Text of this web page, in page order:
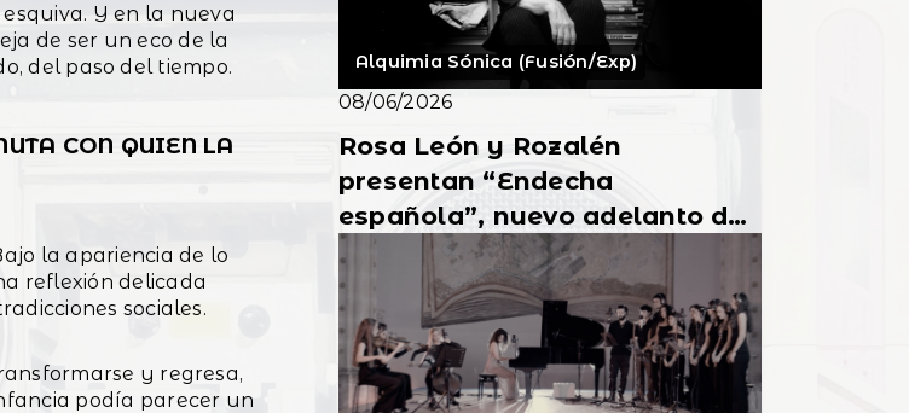
Y en la nueva
de ser un eco de la
del paso del tiempo.
CON QUIEN LA
la apariencia de lo
reflexión delicada
sociales.
y regresa,
podía parecer un
Alquimia Sónica (Fusión/Exp)
08/06/2026
Rosa León y Rozalén
presentan “Endecha
española”, nuevo adelanto del
álbum homenaje a María
Elena Walsh